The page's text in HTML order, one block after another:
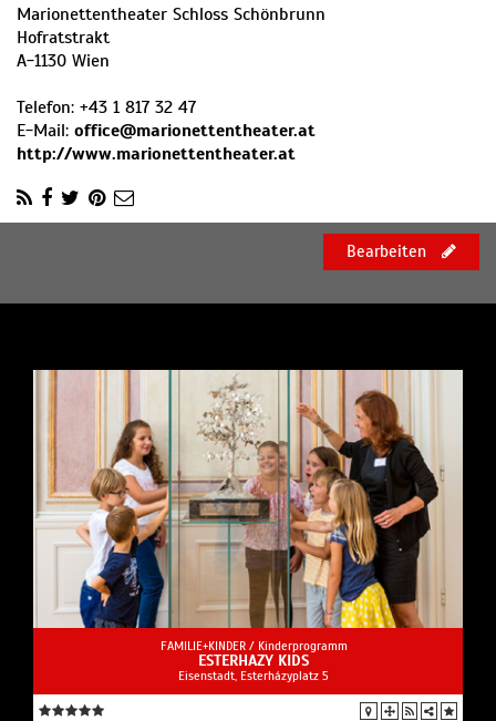
Marionettentheater Schloss Schönbrunn
Hofratstrakt
A-1130 Wien
Telefon: +43 1 817 32 47
E-Mail: office@marionettentheater.at
http://www.marionettentheater.at
Bearbeiten
FAMILIE+KINDER / Kinderprogramm
ESTERHAZY KIDS
Eisenstadt, Esterházyplatz 5